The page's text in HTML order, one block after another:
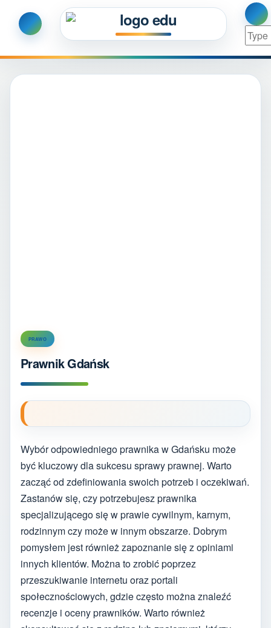
PRAWO
Prawnik Gdańsk
Wybór odpowiedniego prawnika w Gdańsku może
być kluczowy dla sukcesu sprawy prawnej. Warto
zacząć od zdefiniowania swoich potrzeb i oczekiwań.
Zastanów się, czy potrzebujesz prawnika
specjalizującego się w prawie cywilnym, karnym,
rodzinnym czy może w innym obszarze. Dobrym
pomysłem jest również zapoznanie się z opiniami
innych klientów. Można to zrobić poprzez
przeszukiwanie internetu oraz portali
społecznościowych, gdzie często można znaleźć
recenzje i oceny prawników. Warto również